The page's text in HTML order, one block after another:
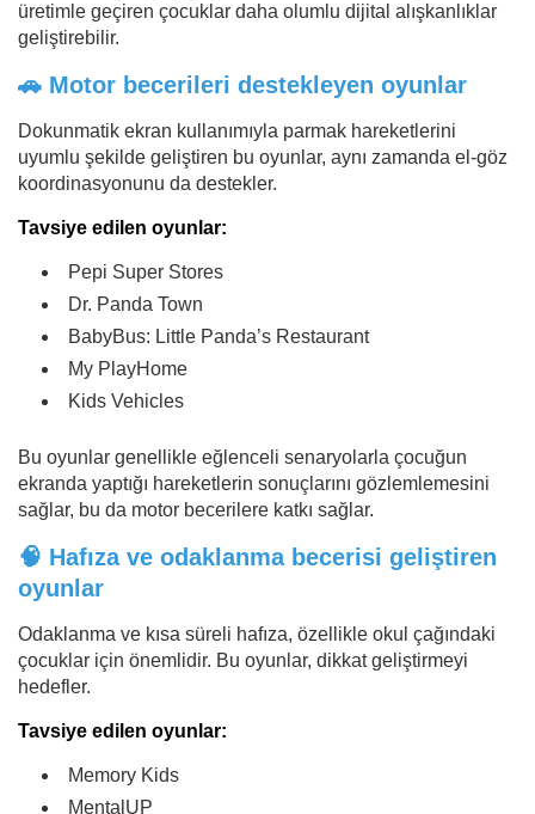
üretimle geçiren çocuklar daha olumlu dijital alışkanlıklar
geliştirebilir.
🚗 Motor becerileri destekleyen oyunlar
Dokunmatik ekran kullanımıyla parmak hareketlerini
uyumlu şekilde geliştiren bu oyunlar, aynı zamanda el-göz
koordinasyonunu da destekler.
Tavsiye edilen oyunlar:
Pepi Super Stores
Dr. Panda Town
BabyBus: Little Panda’s Restaurant
My PlayHome
Kids Vehicles
Bu oyunlar genellikle eğlenceli senaryolarla çocuğun
ekranda yaptığı hareketlerin sonuçlarını gözlemlemesini
sağlar, bu da motor becerilere katkı sağlar.
🧠 Hafıza ve odaklanma becerisi geliştiren
oyunlar
Odaklanma ve kısa süreli hafıza, özellikle okul çağındaki
çocuklar için önemlidir. Bu oyunlar, dikkat geliştirmeyi
hedefler.
Tavsiye edilen oyunlar:
Memory Kids
MentalUP